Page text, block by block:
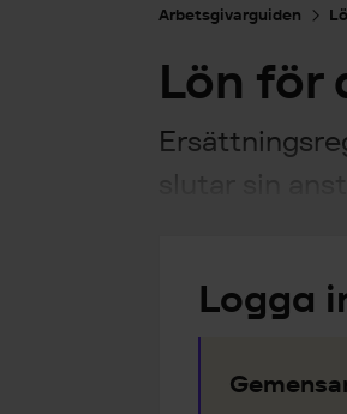
Arbetsgivarguiden
Lön för
slutar sin
Logga